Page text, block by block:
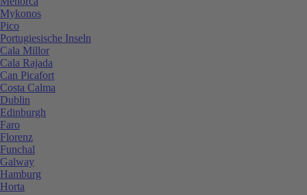
Mykonos
Pico
Portugiesische Inseln
Cala Millor
Cala Rajada
Can Picafort
Costa Calma
Dublin
Edinburgh
Faro
Florenz
Funchal
Galway
Hamburg
Horta